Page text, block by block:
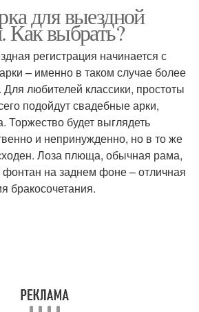
арке
Декор для свадебной
арки
для выездной
Как выбрать?
регистрация начинается с
– именно в таком случае более
Для любителей классики, простоты
подойдут свадебные арки,
будет выглядеть
и непринужденно, но в то же
Лоза плюща, обычная рама,
на заднем фоне – отличная
бракосочетания.